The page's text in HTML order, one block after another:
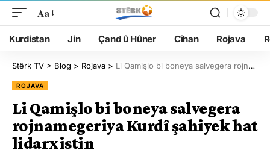
Aa
Kurdistan Jin Çand û Hûner Cîhan Rojava
Stêrk TV > Blog > Rojava > Li Qamişlo bi boneya salvegera rojnamegeriya Kurdî şahiyek hat lidarxistin
ROJAVA
Li Qamişlo bi boneya salvegera
rojnamegeriya Kurdî şahiyek hat
lidarxistin